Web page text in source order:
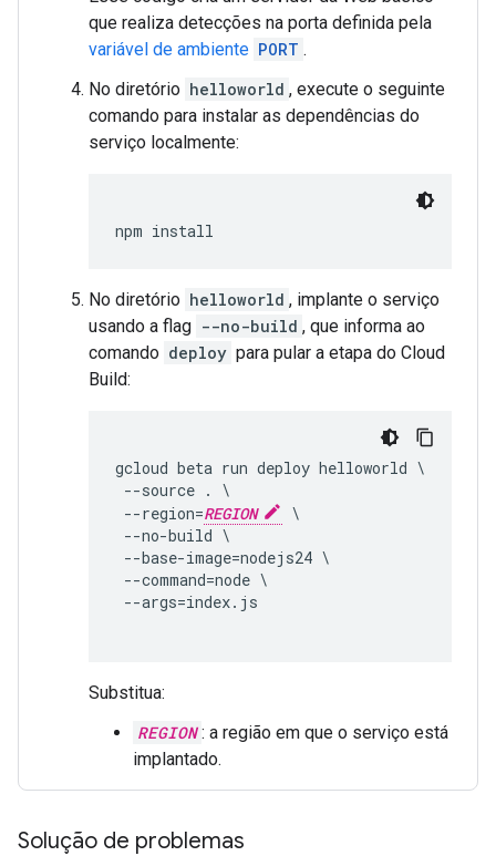
que realiza detecções na porta definida pela
variável de ambiente PORT .
No diretório helloworld , execute o seguinte
comando para instalar as dependências do
serviço localmente:
npm install
No diretório helloworld , implante o serviço
usando a flag --no-build , que informa ao
comando deploy para pular a etapa do Cloud
Build:
gcloud beta run deploy helloworld \
--source . \
--region=REGION
\
--no-build \
--base-image=nodejs24 \
--command=node \
--args=index.js
Substitua:
REGION : a região em que o serviço está
implantado.
Solução de problemas